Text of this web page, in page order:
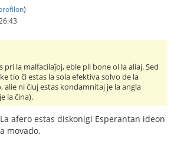
)
pri la malfacilaĵoj, eble pli bone ol la aliaj. Sed
tio ĉi estas la sola efektiva solvo de la
alie ni ĉiuj estas kondamnitaj je la angla
la ĉina).
afero estas diskonigi Esperantan ideon
movado.